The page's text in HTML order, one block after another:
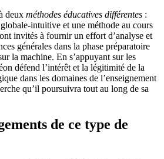
deux méthodes éducatives différentes :
intuitive et une méthode au cours
invités à fournir un effort d’analyse et
générales dans la phase préparatoire
la machine. En s’appuyant sur les
défend l’intérêt et la légitimité de la
dans les domaines de l’enseignement
qu’il poursuivra tout au long de sa
de ce type de